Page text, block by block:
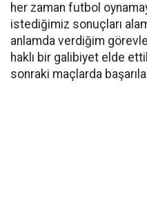
her zaman futbol
istediğimiz sonuçları
anlamda verdiğim
haklı bir galibiyet elde
sonraki maçlarda